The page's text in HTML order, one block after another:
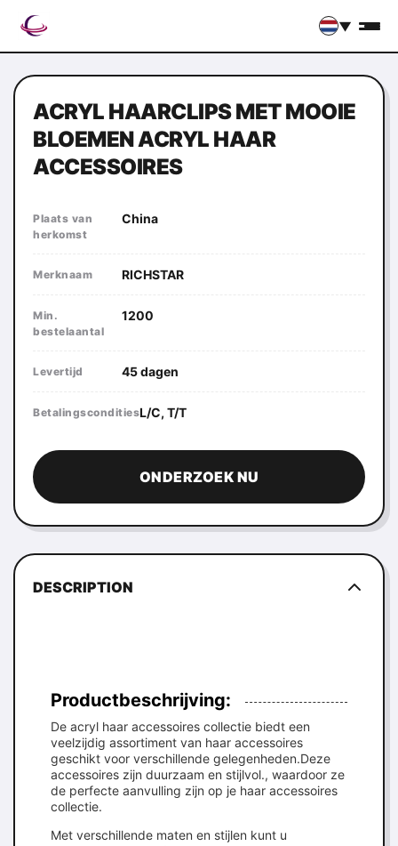
▼
ACRYL HAARCLIPS MET MOOIE
BLOEMEN ACRYL HAAR
ACCESSOIRES
Plaats van
herkomst
China
Merknaam RICHSTAR
Min.
bestelaantal
1200
Levertijd 45 dagen
BetalingsconditiesL/C, T/T
ONDERZOEK NU
DESCRIPTION
Productbeschrijving:
De acryl haar accessoires collectie biedt een
veelzijdig assortiment van haar accessoires
geschikt voor verschillende gelegenheden.Deze
accessoires zijn duurzaam en stijlvol., waardoor ze
de perfecte aanvulling zijn op je haar accessoires
collectie.
Met verschillende maten en stijlen kunt u